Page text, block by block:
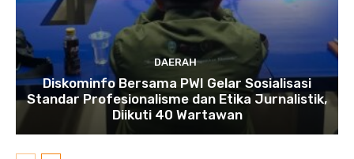
DAERAH
Diskominfo Bersama PWI Gelar Sosialisasi
Standar Profesionalisme dan Etika Jurnalistik,
Diikuti 40 Wartawan